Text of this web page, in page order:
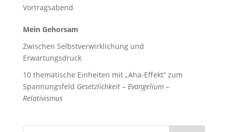
Vortragsabend
Mein Gehorsam
Zwischen Selbstverwirklichung und
Erwartungsdruck
10 thematische Einheiten mit „Aha-Effekt“ zum
Spannungsfeld Gesetzlichkeit – Evangelium –
Relativismus